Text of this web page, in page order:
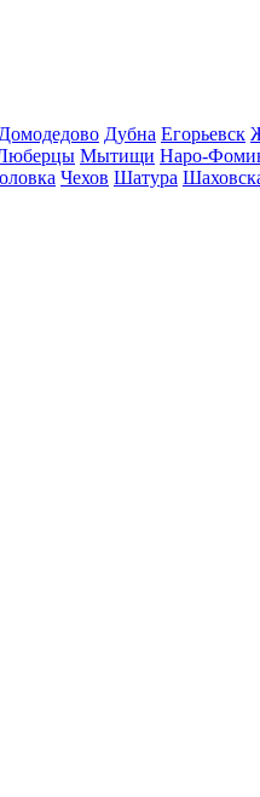
Домодедово Дубна Егорьевск
Мытищи Наро-
Чехов Шатура